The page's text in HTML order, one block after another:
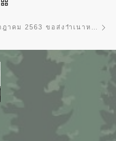
ทส 1610.1/1790 วันที่ 3 กรกฎาคม 2563 ขอส่งาำเนาหนังสือ